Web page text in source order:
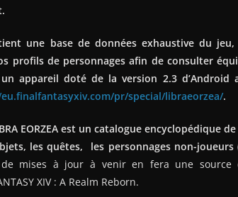
une base de données exhaustive du
profils de personnages afin de consulter
appareil doté de la version 2.3
pr/special/libraeorzea/.
EORZEA est un catalogue
les quêtes, les personnages non-joueurs
mises à jour à venir en fera une source
XIV : A Realm Reborn.